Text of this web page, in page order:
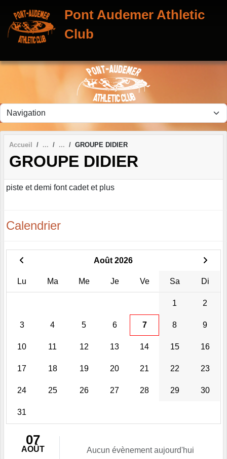
Pont Audemer Athletic
Club
Accueil GROUPE DIDIER
GROUPE DIDIER
piste et demi font cadet et plus
Calendrier
Août 2026
Lu Ma Me Je Ve Sa Di
1 2
3 4 5 6 7 8 9
10 11 12 13 14 15 16
17 18 19 20 21 22 23
24 25 26 27 28 29 30
31
07
AOÛT Aucun évènement aujourd'hui